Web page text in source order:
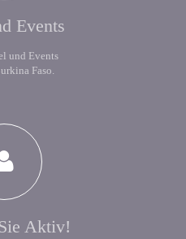
Events
und Events
Faso.
Aktiv!